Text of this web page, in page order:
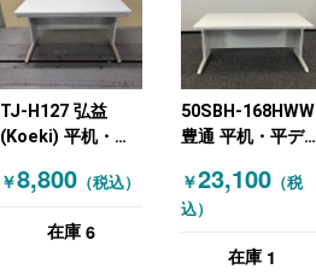
TJ-H127 弘益
(Koeki) 平机・平
￥8,800 （税込）
在庫 6
50SBH-168HWW
豊通 平机・平デス
￥23,100（税
込）
在庫 1